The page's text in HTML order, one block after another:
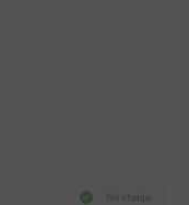
Na stanju